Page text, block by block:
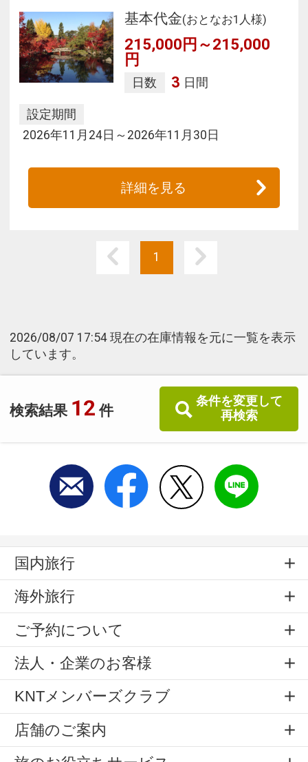
検索結果 12 件
条件を変更して
再検索
基本代金(おとなお1人様)
215,000円～215,000
円
日数 3 日間
設定期間
2026年11月24日～2026年11月30日
詳細を見る
1
2026/08/07 17:54 現在の在庫情報を元に一覧を表示
しています。
国内旅行
海外旅行
ご予約について
法人・企業のお客様
KNTメンバーズクラブ
店舗のご案内